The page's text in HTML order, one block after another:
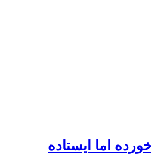
اما ایستاده